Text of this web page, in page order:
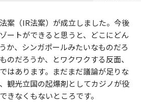
案（IR法案）が成立しました。今後
ートができると思うと、どこにどん
か、シンガポールみたいなものだろ
のだろうか、とワクワクする反面、
はあります。まだまだ議論が足りな
観光立国の起爆剤としてカジノが役
きなくもないところです。